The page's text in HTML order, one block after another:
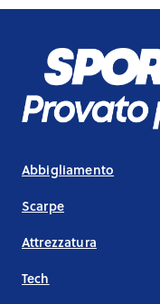
Abbigliamento
Scarpe
Attrezzatura
Tech